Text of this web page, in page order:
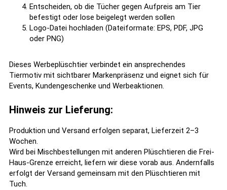
Entscheiden, ob die Tücher gegen Aufpreis am Tier
befestigt oder lose beigelegt werden sollen
Logo-Datei hochladen (Dateiformate: EPS, PDF, JPG
oder PNG)
Dieses Werbeplüschtier verbindet ein ansprechendes
Tiermotiv mit sichtbarer Markenpräsenz und eignet sich für
Events, Kundengeschenke und Werbeaktionen.
Hinweis zur Lieferung:
Produktion und Versand erfolgen separat, Lieferzeit 2–3
Wochen.
Wird bei Mischbestellungen mit anderen Plüschtieren die Frei-
Haus-Grenze erreicht, liefern wir diese vorab aus. Andernfalls
erfolgt der Versand gemeinsam mit den Plüschtieren mit
Tuch.